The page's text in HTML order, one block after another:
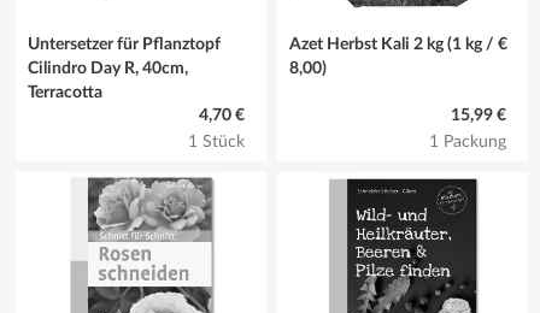
Untersetzer für Pflanztopf
Cilindro Day R, 40cm,
Terracotta
4,70 €
1 Stück
Azet Herbst Kali 2 kg (1 kg / €
8,00)
15,99 €
1 Packung